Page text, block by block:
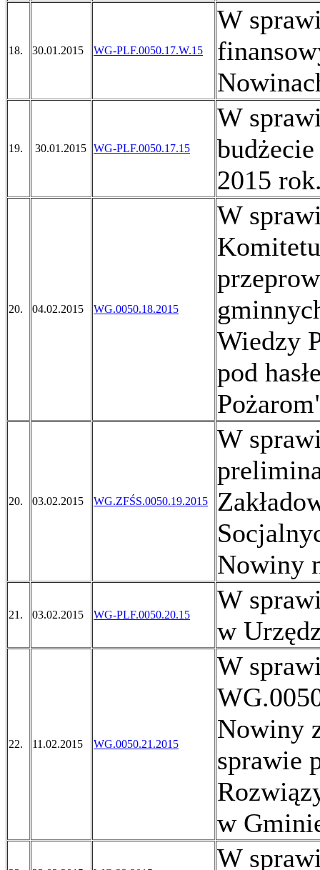
18. 30.01.2015 WG-PLF.0050.17.W.15
W
19. 30.01.2015 WG-PLF.0050.17.15
W
2015
20. 04.02.2015 WG.0050.18.2015
W
Wiedzy
pod
20. 03.02.2015 WG.ZFŚS.0050.19.2015
W
Nowiny
21. 03.02.2015 WG-PLF.0050.20.15
W
w
22. 11.02.2015 WG.0050.21.2015
W
Nowiny
sprawie
w
W